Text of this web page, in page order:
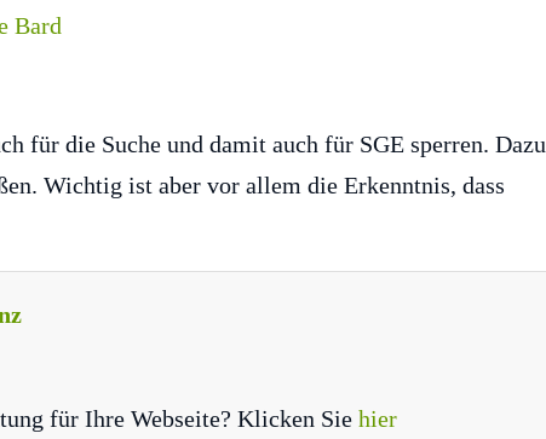
für die Suche und damit auch für SGE sperren. Dazu
Wichtig ist aber vor allem die Erkenntnis, dass
für Ihre Webseite? Klicken Sie hier